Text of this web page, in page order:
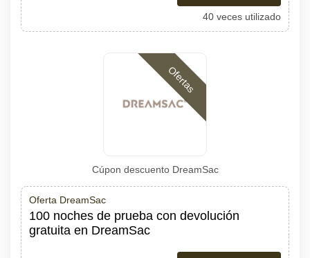
40 veces utilizado
Ofertas
Cúpon descuento DreamSac
Oferta DreamSac
100 noches de prueba con devolución
gratuita en DreamSac